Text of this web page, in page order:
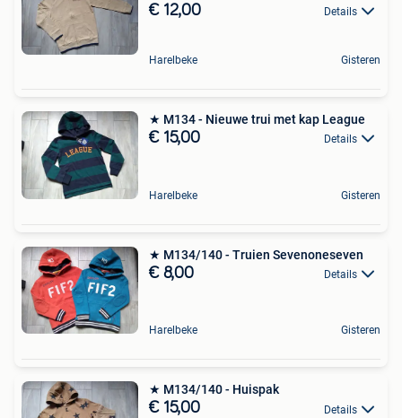
€ 12,00 Details
Harelbeke Gisteren
★ M134 - Nieuwe trui met kap League
€ 15,00 Details
Harelbeke Gisteren
★ M134/140 - Truien Sevenoneseven
€ 8,00 Details
Harelbeke Gisteren
★ M134/140 - Huispak
€ 15,00 Details